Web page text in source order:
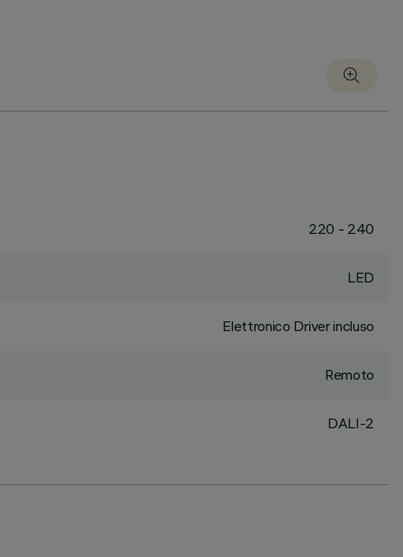
220 - 240
LED
Elettronico Driver incluso
Remoto
DALI-2